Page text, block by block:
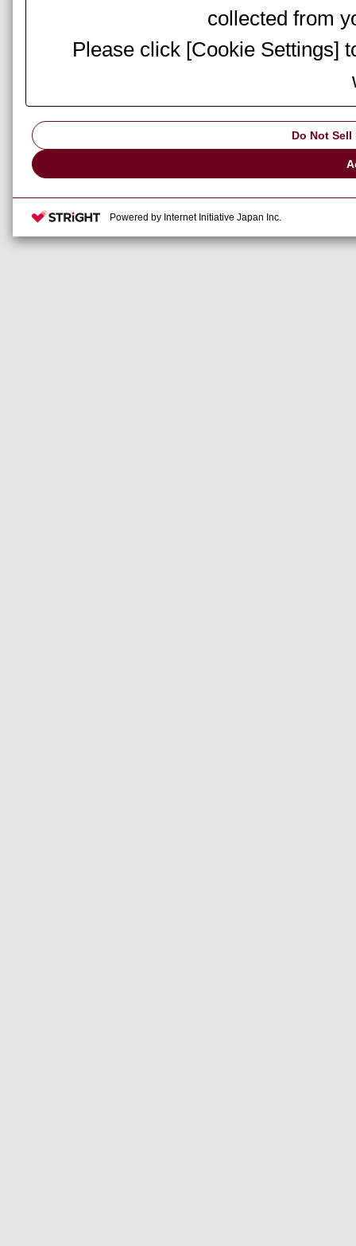
collected from
Please click [Cookie Settings]
Do Not
Powered by Internet Initiative Japan Inc.